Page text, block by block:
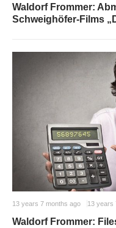
Waldorf Frommer:
Schweighöfer-Films
13 years 7 months ago 13 years
Waldorf Frommer: